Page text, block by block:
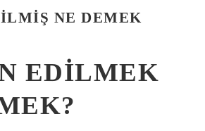
NE DEMEK
EDILMEK